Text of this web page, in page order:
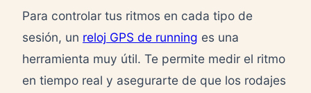
Para controlar tus ritmos en cada tipo de
sesión, un reloj GPS de running es una
herramienta muy útil. Te permite medir el ritmo
en tiempo real y asegurarte de que los rodajes